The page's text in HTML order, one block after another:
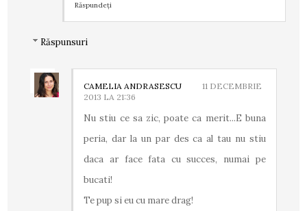
Răspundeți
Răspunsuri
CAMELIA ANDRASESCU
11 DECEMBRIE
2013 LA 21:36
Nu stiu ce sa zic, poate ca merit...E buna
peria, dar la un par des ca al tau nu stiu
daca ar face fata cu succes, numai pe
bucati!
Te pup si eu cu mare drag!